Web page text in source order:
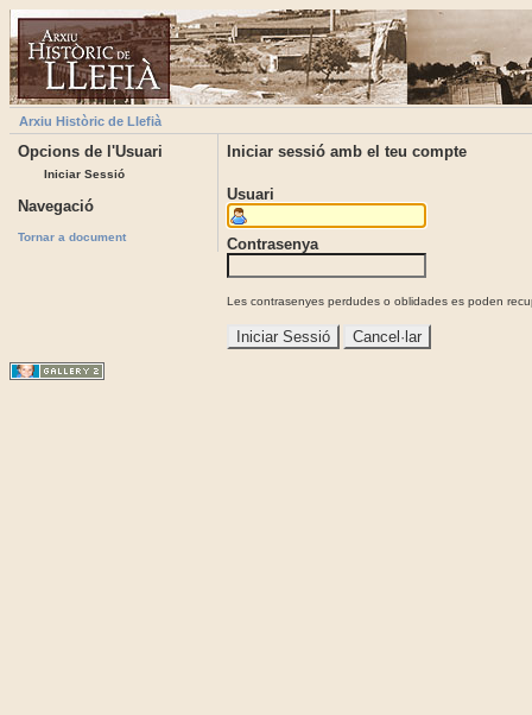
Arxiu Històric de Llefià
Opcions de l'Usuari
Iniciar Sessió
Navegació
Tornar a document
Iniciar sessió amb el teu compte
Usuari
Contrasenya
Les contrasenyes perdudes o oblidades es poden